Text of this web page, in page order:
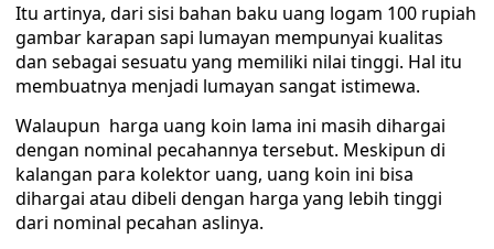
Itu artinya, dari sisi bahan baku uang logam 100 rupiah
gambar karapan sapi lumayan mempunyai kualitas
dan sebagai sesuatu yang memiliki nilai tinggi. Hal itu
membuatnya menjadi lumayan sangat istimewa.
Walaupun harga uang koin lama ini masih dihargai
dengan nominal pecahannya tersebut. Meskipun di
kalangan para kolektor uang, uang koin ini bisa
dihargai atau dibeli dengan harga yang lebih tinggi
dari nominal pecahan aslinya.